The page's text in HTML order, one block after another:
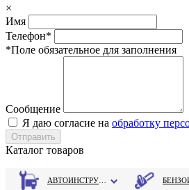
×
Имя
Телефон*
*Поле обязательное для заполнения
Сообщение
Я даю согласие на обработку
Каталог товаров